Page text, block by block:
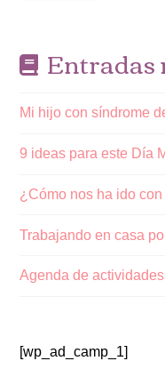
Entradas
Mi hijo con síndrome
9 ideas para este Día
¿Cómo nos ha ido
Trabajando en casa
Agenda de
[wp_ad_camp_1]